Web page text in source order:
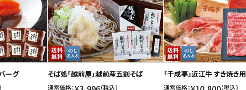
ーグ そば処「越前屋」越前産五割そば
通常価格： （税込）
「千成亭」近江牛 すき焼き用
通常価格： （税込）